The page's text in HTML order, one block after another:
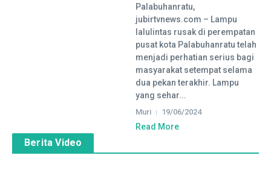
Palabuhanratu,
jubirtvnews.com – Lampu
lalulintas rusak di perempatan
pusat kota Palabuhanratu telah
menjadi perhatian serius bagi
masyarakat setempat selama
dua pekan terakhir. Lampu
yang sehar...
Muri 19/06/2024
Read More
Berita Video